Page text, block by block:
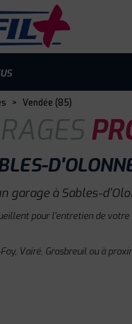
> Vendée (85)
garage à Sables-
pour l'entretien de
Vairé, Grosbreuil ou à